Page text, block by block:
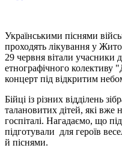
Українськими піснями
проходять лікування у
29 червня вітали учасники д
етнографічного колективу
концерт під відкритим
Бійці із різних відділень
талановитих дітей, які вже
госпіталі. Нагадаємо, що
підготували для героїв
й піснями.